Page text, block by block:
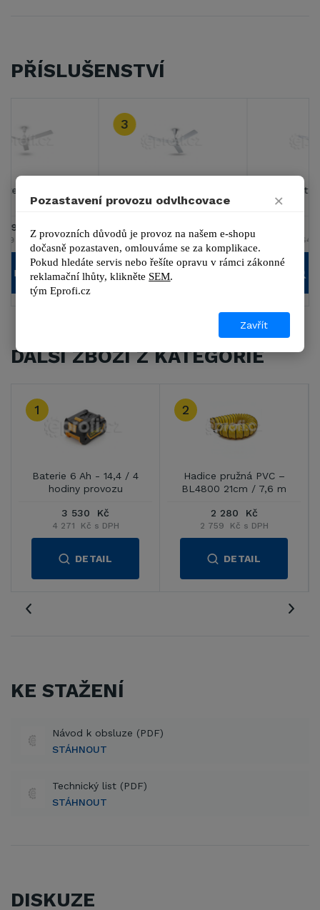
PŘÍSLUŠENSTVÍ
6 129 Kč
7 416 Kč s DPH
DETAIL
6 913 Kč
8 364 Kč s DPH
DALŠÍ ZBOŽÍ Z KATEGORIE
Hadice pružná PVC –
BL6800 31cm / 7,6 m
3 530 Kč
4 271 Kč s DPH
DETAIL
Hadice pružná PVC –
BL8800 41cm / 7,6 m
4 069 Kč
4 923 Kč s DPH
DETAIL
KE STAŽENÍ
Návod k obsluze (PDF)
STÁHNOUT
Technický list (PDF)
STÁHNOUT
DISKUZE
Pozastavení provozu odvlhcovace ×
Z provozních důvodů je provoz na našem e-shopu
dočasně pozastaven, omlouváme se za komplikace.
Pokud hledáte servis nebo řešíte opravu v rámci zákonné
reklamační lhůty, klikněte SEM.
tým Eprofi.cz
Zavřít